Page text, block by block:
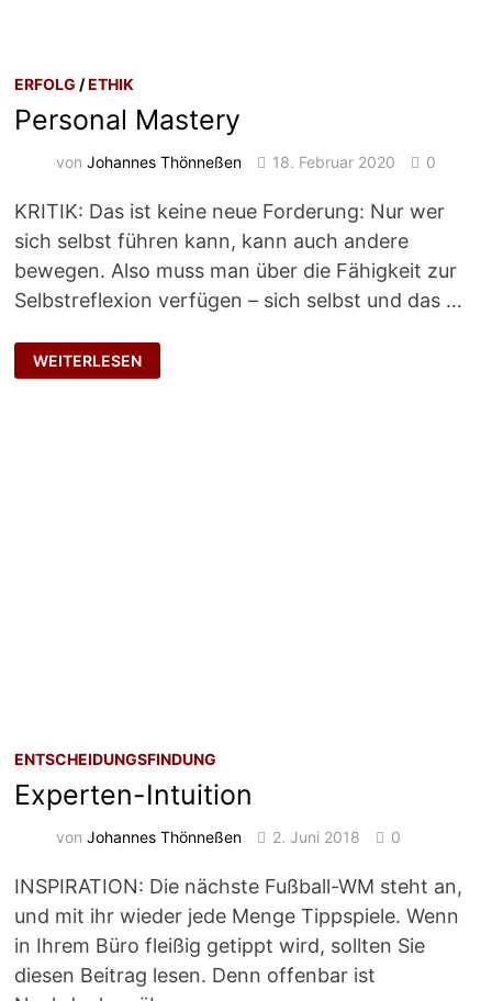
ERFOLG /ETHIK
Personal Mastery
vonJohannes Thönneßen 18. Februar 2020 0
KRITIK: Das ist keine neue Forderung: Nur wer
sich selbst führen kann, kann auch andere
bewegen. Also muss man über die Fähigkeit zur
Selbstreflexion verfügen – sich selbst und das …
PERSONAL
MASTERY
WEITERLESEN
ENTSCHEIDUNGSFINDUNG
Experten-Intuition
vonJohannes Thönneßen 2. Juni 2018 0
INSPIRATION: Die nächste Fußball-WM steht an,
und mit ihr wieder jede Menge Tippspiele. Wenn
in Ihrem Büro fleißig getippt wird, sollten Sie
diesen Beitrag lesen. Denn offenbar ist